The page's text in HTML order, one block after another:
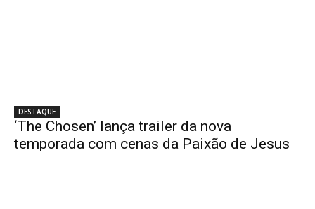
DESTAQUE
‘The Chosen’ lança trailer da nova
temporada com cenas da Paixão de Jesus